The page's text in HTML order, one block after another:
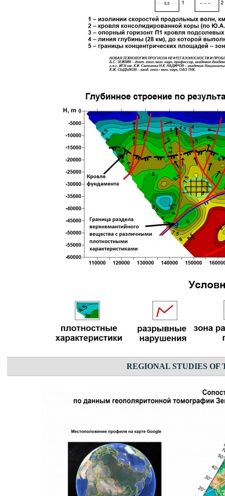
REGIONAL STUDIES